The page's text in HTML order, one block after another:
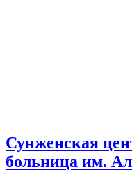
Сунженская
больница им.